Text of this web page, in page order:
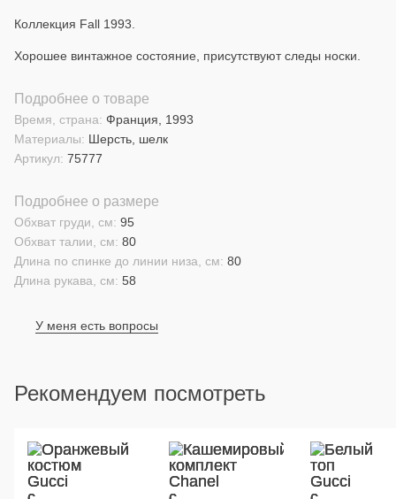
Коллекция Fall 1993.
Хорошее винтажное состояние, присутствуют следы носки.
Подробнее о товаре
Материалы: Шерсть, шелк
Время, страна: Франция, 1993
Артикул: 75777
Подробнее о размере
Длина рукава, см: 58
Длина по спинке до линии низа, см: 80
Обхват талии, см: 80
Обхват груди, см: 95
У меня есть вопросы
Рекомендуем посмотреть